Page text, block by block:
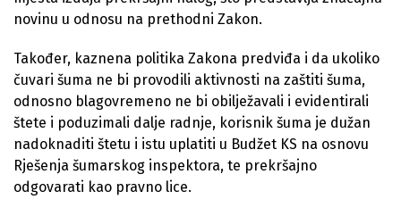
novinu u odnosu na prethodni Zakon.
Također, kaznena politika Zakona predviđa i da ukoliko
čuvari šuma ne bi provodili aktivnosti na zaštiti šuma,
odnosno blagovremeno ne bi obilježavali i evidentirali
štete i poduzimali dalje radnje, korisnik šuma je dužan
nadoknaditi štetu i istu uplatiti u Budžet KS na osnovu
Rješenja šumarskog inspektora, te prekršajno
odgovarati kao pravno lice.